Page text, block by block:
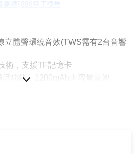
$45 18家銀行/業者
領$888電子禮券
聯名卡滿額最高回饋25%
滿額享回饋
立體聲環繞音效(TWS需有2台音響
術，支援TF記憶卡
話功能，1200mAh大容量電池